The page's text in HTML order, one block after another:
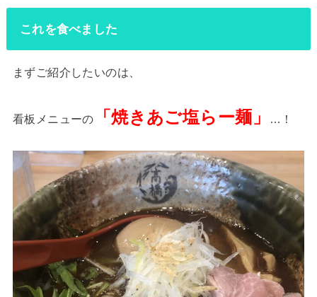
これを食べました
まずご紹介したいのは、
看板メニューの 「焼きあご塩らー麺」 …！